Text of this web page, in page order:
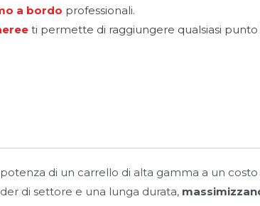
a bordo professionali.
ti permette di raggiungere qualsiasi
di un carrello di alta gamma a un costo
di settore e una lunga durata,